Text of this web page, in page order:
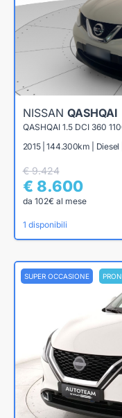
NISSAN QASHQAI
QASHQAI 1.5 DCI 360
2015 | 144.300km | Diesel
€ 9.424
€ 8.600
da 102€ al mese
1 disponibili
SUPER OCCASIONE